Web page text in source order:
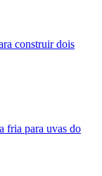
construir dois
fria para uvas do